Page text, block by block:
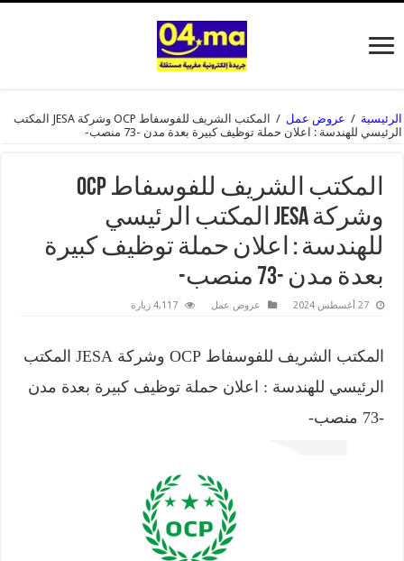
/ عروض عمل /
المكتب الشريف للفوسفاط OCP وشركة JESA المكتب
للهندسة : اعلان حملة توظيف كبيرة بعدة مدن -73 منصب-
المكتب الشريف للفوسفاط OCP
وشركة JESA المكتب الرئيسي
للهندسة : اعلان حملة توظيف كبيرة
بعدة مدن -73 منصب-
27 أغسطس 2024 عروض عمل 4,117 زيارة
المكتب الشريف للفوسفاط OCP وشركة JESA المكتب
الرئيسي للهندسة : اعلان حملة توظيف كبيرة بعدة مدن